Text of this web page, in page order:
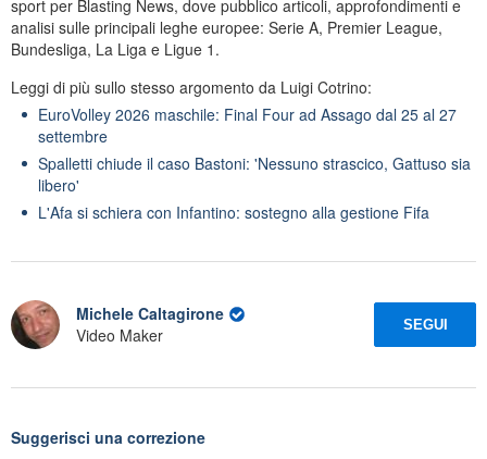
sport per Blasting News, dove pubblico articoli, approfondimenti e
analisi sulle principali leghe europee: Serie A, Premier League,
Bundesliga, La Liga e Ligue 1.
Leggi di più sullo stesso argomento da Luigi Cotrino:
EuroVolley 2026 maschile: Final Four ad Assago dal 25 al 27
settembre
Spalletti chiude il caso Bastoni: 'Nessuno strascico, Gattuso sia
libero'
L'Afa si schiera con Infantino: sostegno alla gestione Fifa
Michele Caltagirone
Video Maker
SEGUI
Suggerisci una correzione